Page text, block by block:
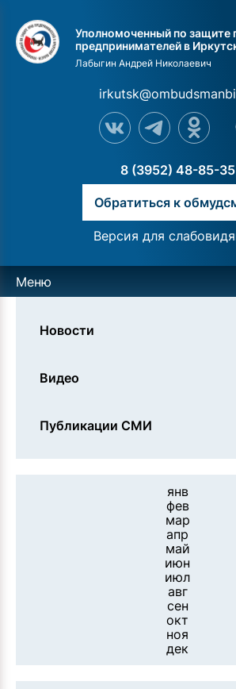
Уполномоченный по защите
предпринимателей в
Лабыгин Андрей Николаевич
8 (3952) 48-85-35
Обратиться к
Версия для
Меню
Новости
Видео
Публикации СМИ
янв
фев
мар
апр
май
июн
июл
авг
сен
окт
ноя
дек